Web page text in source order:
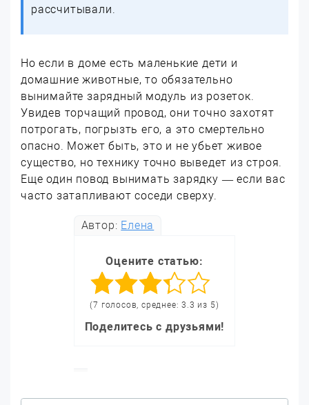
рассчитывали.
Но если в доме есть маленькие дети и
домашние животные, то обязательно
вынимайте зарядный модуль из розеток.
Увидев торчащий провод, они точно захотят
потрогать, погрызть его, а это смертельно
опасно. Может быть, это и не убьет живое
существо, но технику точно выведет из строя.
Еще один повод вынимать зарядку — если вас
часто затапливают соседи сверху.
Автор: Елена
Оцените статью:
(7 голосов, среднее: 3.3 из 5)
Поделитесь с друзьями!